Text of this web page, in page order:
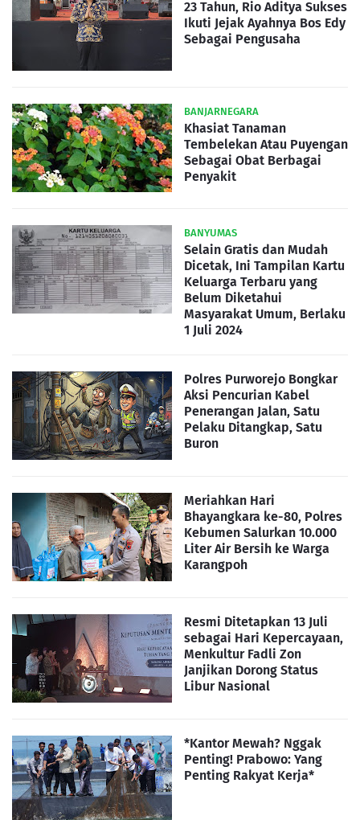
23 Tahun, Rio Aditya Sukses
Ikuti Jejak Ayahnya Bos Edy
Sebagai Pengusaha
BANJARNEGARA
Khasiat Tanaman
Tembelekan Atau Puyengan
Sebagai Obat Berbagai
Penyakit
BANYUMAS
Selain Gratis dan Mudah
Dicetak, Ini Tampilan Kartu
Keluarga Terbaru yang
Belum Diketahui
Masyarakat Umum, Berlaku
1 Juli 2024
Polres Purworejo Bongkar
Aksi Pencurian Kabel
Penerangan Jalan, Satu
Pelaku Ditangkap, Satu
Buron
Meriahkan Hari
Bhayangkara ke-80, Polres
Kebumen Salurkan 10.000
Liter Air Bersih ke Warga
Karangpoh
Resmi Ditetapkan 13 Juli
sebagai Hari Kepercayaan,
Menkultur Fadli Zon
Janjikan Dorong Status
Libur Nasional
*Kantor Mewah? Nggak
Penting! Prabowo: Yang
Penting Rakyat Kerja*